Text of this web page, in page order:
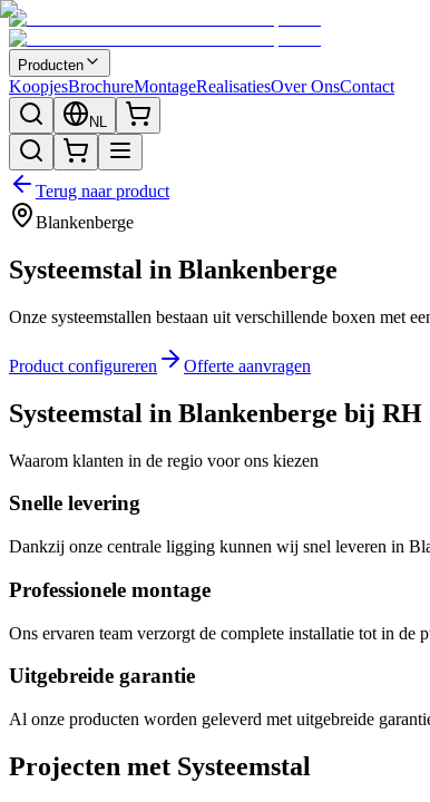
Producten
KoopjesBrochureMontageRealisatiesOver OnsContact
NL
Terug naar product
Blankenberge
Systeemstal in Blankenberge
Onze systeemstallen bestaan uit verschillende boxen met
Product configureren Offerte aanvragen
Systeemstal in Blankenberge bij RH
Waarom klanten in de regio voor ons kiezen
Snelle levering
Dankzij onze centrale ligging kunnen wij snel leveren in
Professionele montage
Ons ervaren team verzorgt de complete installatie tot in de
Uitgebreide garantie
Al onze producten worden geleverd met uitgebreide
Projecten met Systeemstal